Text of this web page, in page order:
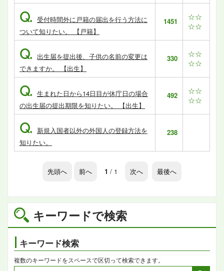
キーワードで検索
キーワード検索
複数のキーワードをスペースで区切って検索できます。
Q. 受付時間外に戸籍の届出を行う方法に
ついて知りたい。 【戸籍】
1451
☆☆
☆☆
Q. 出生届を提出後、子供の名前の変更は
できますか。 【出生】
330
☆☆
☆☆
Q. 生まれた日から14日目が休庁日の場合
の出生届の提出期限を知りたい。 【出生】
492
☆☆
☆☆
Q. 新規入国者以外の外国人の登録方法を
知りたい。
238
先頭へ 前へ 1 / 1 次へ 最後へ